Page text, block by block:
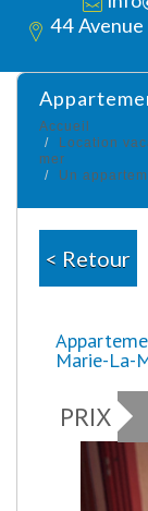
44
Accueil
Location
mer
Un
< Retour
Marie-La-
PRIX